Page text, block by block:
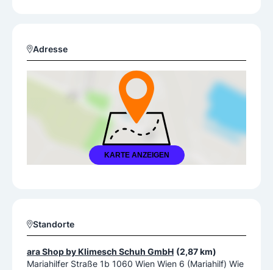
Adresse
KARTE ANZEIGEN
Standorte
ara Shop by Klimesch Schuh GmbH (2,87 km)
Mariahilfer Straße 1b 1060 Wien Wien 6 (Mariahilf) Wie